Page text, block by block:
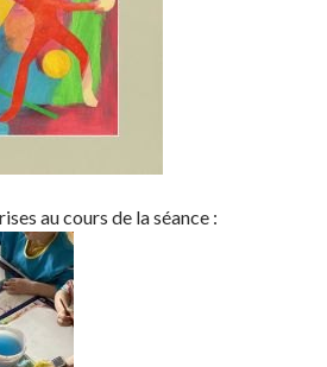
au cours de la séance :